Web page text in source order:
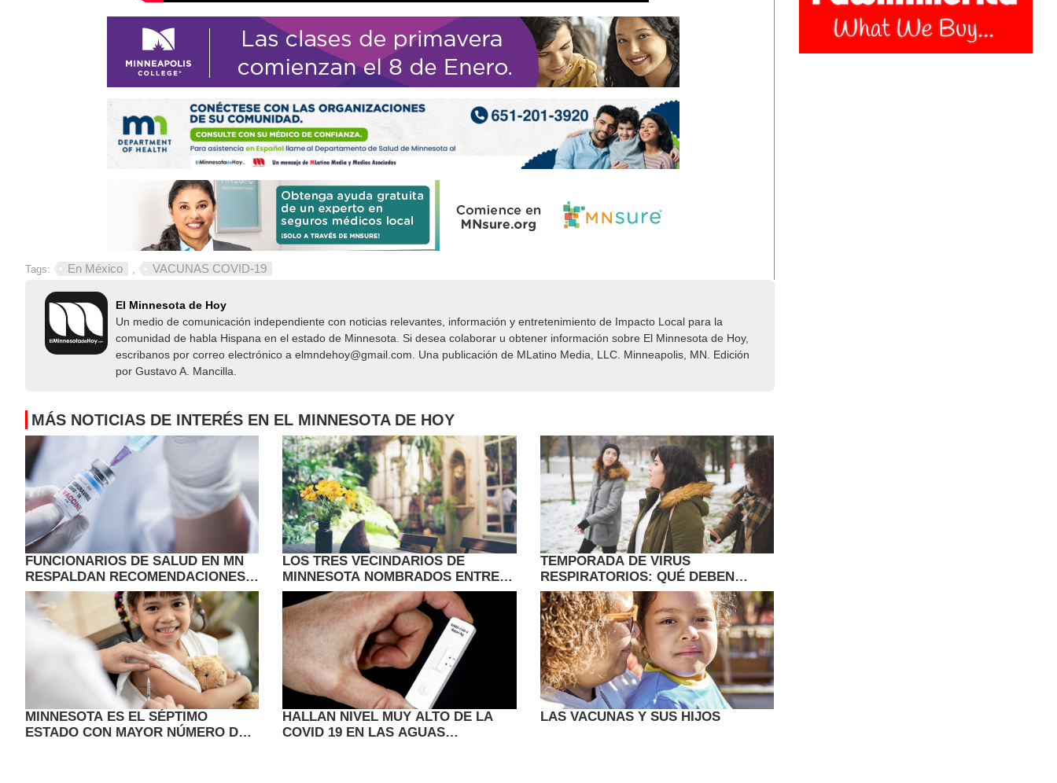
Tags: En México , VACUNAS COVID-19
El Minnesota de Hoy
Un medio de comunicación independiente con noticias relevantes, información y entretenimiento de Impacto Local​​ para la
comunidad de habla Hispana en el estado de Minnesota. Si desea colaborar u obtener información sobre El Minnesota de Hoy,
escribanos por correo electrónico a elmndehoy@gmail.com. Una publicación de MLatino Media, LLC. Minneapolis, MN. Edición
por Gustavo A. Mancilla.
MÁS NOTICIAS DE INTERÉS EN EL MINNESOTA DE HOY
FUNCIONARIOS DE SALUD EN MN
RESPALDAN RECOMENDACIONES
SOBRE VACUNAS COVID-19
LOS TRES VECINDARIOS DE
MINNESOTA NOMBRADOS ENTRE
LOS MEJORES PARA CENAR AL
AIRE LIBRE
TEMPORADA DE VIRUS
RESPIRATORIOS: QUÉ DEBEN
HACER LOS LATINOS PARA EVITAR
HOSPITALIZACIONES
MINNESOTA ES EL SÉPTIMO
ESTADO CON MAYOR NÚMERO DE
HALLAN NIVEL MUY ALTO DE LA
COVID 19 EN LAS AGUAS
LAS VACUNAS Y SUS HIJOS